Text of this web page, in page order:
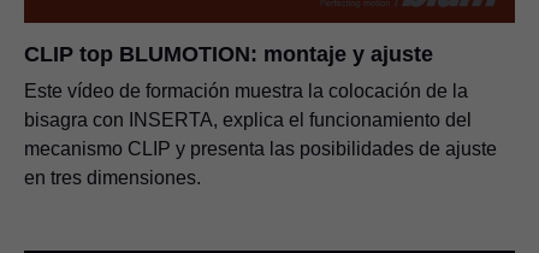
CLIP top BLUMOTION: montaje y ajuste
Este vídeo de formación muestra la colocación de la
bisagra con INSERTA, explica el funcionamiento del
mecanismo CLIP y presenta las posibilidades de ajuste
en tres dimensiones.